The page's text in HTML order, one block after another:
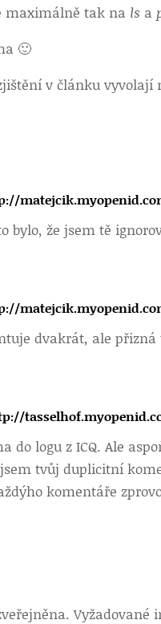
maximálně tak na ls a
🙂
v článku
bylo, že jsem tě
dvakrát, ale
do logu z ICQ. Ale
tvůj duplicitní
komentáře
Vyžadované